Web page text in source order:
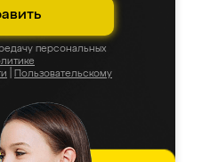
персональных
Пользовательскому